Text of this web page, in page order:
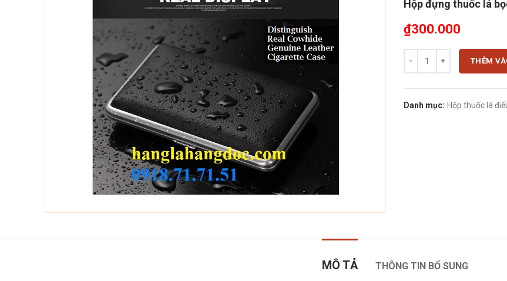
Hộp đựng thuốc lá
₫300.000
Hộp đựng thuốc lá bọc da
THÊM
Danh mục: Hộp thuốc lá
MÔ TẢ THÔNG TIN BỔ SUNG